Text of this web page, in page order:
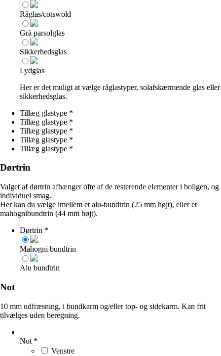
Råglas/cotswold
Grå parsolglas
Sikkerhedsglas
Lydglas
Her er det muligt at vælge råglastyper, solafskærmende glas eller
sikkerhedsglas.
Tillæg glastype *
Tillæg glastype *
Tillæg glastype *
Tillæg glastype *
Tillæg glastype *
Dørtrin
Valget af dørtrin afhænger ofte af de resterende elementer i boligen, og
individuel smag.
Her kan du vælge imellem et alu-bundtrin (25 mm højt), eller et
mahognibundtrin (44 mm højt).
Dørtrin *
Mahogni bundtrin
Alu bundtrin
Not
10 mm udfræsning, i bundkarm og/eller top- og sidekarm. Kan frit
tilvælges uden beregning.
Not *
Venstre